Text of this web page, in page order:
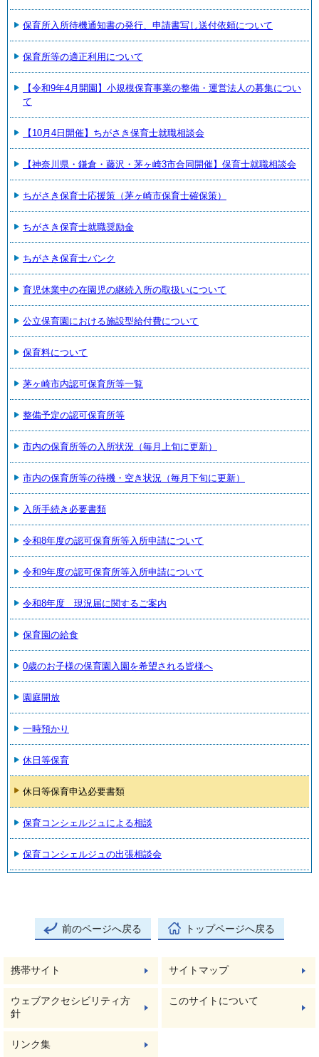
保育所入所待機通知書の発行、申請書写し送付依頼について
保育所等の適正利用について
【令和9年4月開園】小規模保育事業の整備・運営法人の募集につい
て
【10月4日開催】ちがさき保育士就職相談会
【神奈川県・鎌倉・藤沢・茅ヶ崎3市合同開催】保育士就職相談会
ちがさき保育士応援策（茅ヶ崎市保育士確保策）
ちがさき保育士就職奨励金
ちがさき保育士バンク
育児休業中の在園児の継続入所の取扱いについて
公立保育園における施設型給付費について
保育料について
茅ヶ崎市内認可保育所等一覧
整備予定の認可保育所等
市内の保育所等の入所状況（毎月上旬に更新）
市内の保育所等の待機・空き状況（毎月下旬に更新）
入所手続き必要書類
令和8年度の認可保育所等入所申請について
令和9年度の認可保育所等入所申請について
令和8年度 現況届に関するご案内
保育園の給食
0歳のお子様の保育園入園を希望される皆様へ
園庭開放
一時預かり
休日等保育
休日等保育申込必要書類
保育コンシェルジュによる相談
保育コンシェルジュの出張相談会
前のページへ戻る トップページへ戻る
携帯サイト サイトマップ
ウェブアクセシビリティ方
針
このサイトについて
リンク集